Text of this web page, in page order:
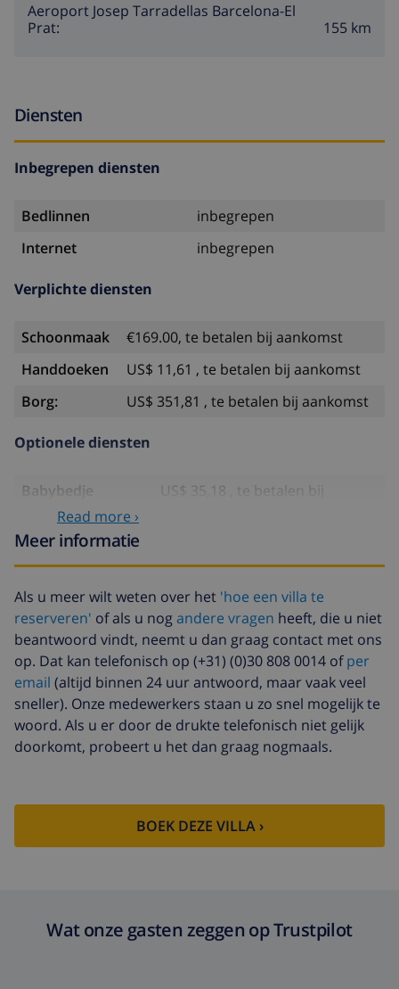
Aeroport Josep Tarradellas Barcelona-El
Prat:
155 km
Diensten
Inbegrepen diensten
Bedlinnen
inbegrepen
Internet
inbegrepen
Verplichte diensten
Schoonmaak
€169.00, te betalen bij aankomst
Handdoeken
US$ 11,61 , te betalen bij aankomst
Borg:
US$ 351,81 , te betalen bij aankomst
Optionele diensten
Babybedje
US$ 35,18 , te betalen bij
Babystoel
Huisdieren
US$ 11,73 per dag , te betalen
bij aankomst
Late aankomst
US$ 58,64 , te betalen bij
aankomst
Extra beddengoed
US$ 17,59 per persoon
Extra handdoeken
US$ 8,80 per persoon , te
betalen bij aankomst
Late checkout
US$ 113,75
schoonmaak
(US$ 52,77/HOUR)
Annuleringsfonds:
4.80% van het totale bedrag
Read more ›
Meer informatie
Als u meer wilt weten over het 'hoe een villa te
reserveren' of als u nogandere vragen heeft, die u niet
beantwoord vindt, neemt u dan graag contact met ons
op. Dat kan telefonisch op (+31) (0)30 808 0014 ofper
email (altijd binnen 24 uur antwoord, maar vaak veel
sneller). Onze medewerkers staan u zo snel mogelijk te
woord. Als u er door de drukte telefonisch niet gelijk
doorkomt, probeert u het dan graag nogmaals.
BOEK DEZE VILLA ›
Wat onze gasten zeggen op Trustpilot